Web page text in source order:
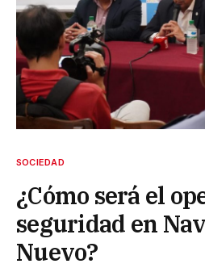
SOCIEDAD
¿Cómo será el
seguridad en
Nuevo?